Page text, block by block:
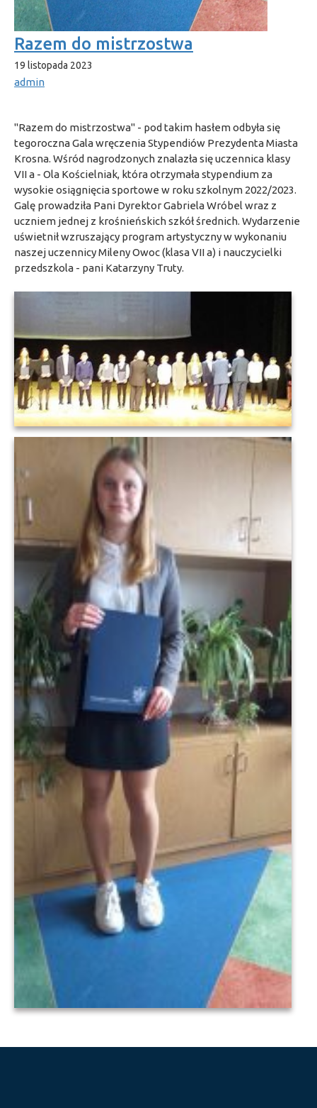
Razem do mistrzostwa
19 listopada 2023
admin
"Razem do mistrzostwa" - pod takim hasłem odbyła się
tegoroczna Gala wręczenia Stypendiów Prezydenta Miasta
Krosna. Wśród nagrodzonych znalazła się uczennica klasy
VII a - Ola Kościelniak, która otrzymała stypendium za
wysokie osiągnięcia sportowe w roku szkolnym 2022/2023.
Galę prowadziła Pani Dyrektor Gabriela Wróbel wraz z
uczniem jednej z krośnieńskich szkół średnich. Wydarzenie
uświetnił wzruszający program artystyczny w wykonaniu
naszej uczennicy Mileny Owoc (klasa VII a) i nauczycielki
przedszkola - pani Katarzyny Truty.